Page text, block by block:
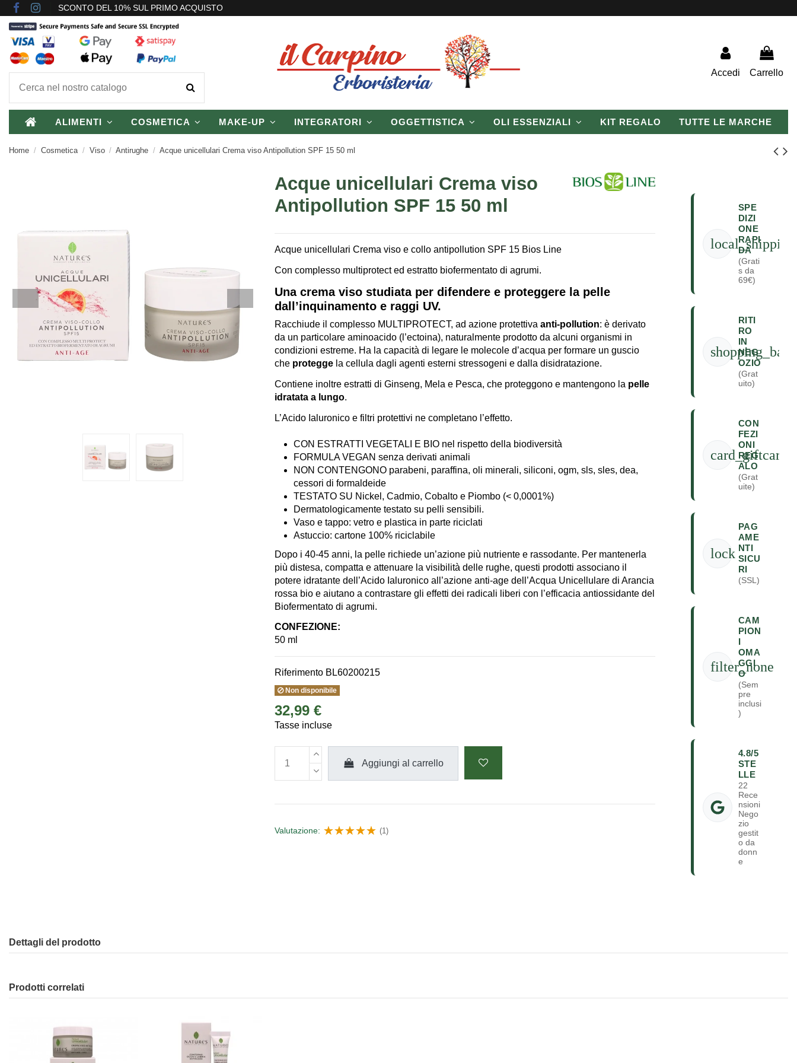
SCONTO DEL 10% SUL PRIMO ACQUISTO
Accedi Carrello
ALIMENTI COSMETICA MAKE-UP INTEGRATORI OGGETTISTICA OLI ESSENZIALI KIT REGALO TUTTE LE MARCHE
Home Cosmetica Viso Antirughe Acque unicellulari Crema viso Antipollution SPF 15 50 ml
Acque unicellulari Crema viso
Antipollution SPF 15 50 ml
Acque unicellulari Crema viso e collo antipollution SPF 15 Bios Line
Con complesso multiprotect ed estratto biofermentato di agrumi.
Una crema viso studiata per difendere e proteggere la pelle
dall’inquinamento e raggi UV.
Racchiude il complesso MULTIPROTECT, ad azione protettiva anti-pollution: è derivato
da un particolare aminoacido (l’ectoina), naturalmente prodotto da alcuni organismi in
condizioni estreme. Ha la capacità di legare le molecole d’acqua per formare un guscio
che proteggela cellula dagli agenti esterni stressogeni e dalla disidratazione.
Contiene inoltre estratti di Ginseng, Mela e Pesca, che proteggono e mantengono la pelle
idratata a lungo.
L’Acido Ialuronico e filtri protettivi ne completano l’effetto.
CON ESTRATTI VEGETALI E BIO nel rispetto della biodiversità
FORMULA VEGAN senza derivati animali
NON CONTENGONO parabeni, paraffina, oli minerali, siliconi, ogm, sls, sles, dea,
cessori di formaldeide
TESTATO SU Nickel, Cadmio, Cobalto e Piombo (< 0,0001%)
Dermatologicamente testato su pelli sensibili.
Vaso e tappo: vetro e plastica in parte riciclati
Astuccio: cartone 100% riciclabile
Dopo i 40-45 anni, la pelle richiede un’azione più nutriente e rassodante. Per mantenerla
più distesa, compatta e attenuare la visibilità delle rughe, questi prodotti associano il
potere idratante dell’Acido Ialuronico all’azione anti-age dell’Acqua Unicellulare di Arancia
rossa bio e aiutano a contrastare gli effetti dei radicali liberi con l’efficacia antiossidante del
Biofermentato di agrumi.
CONFEZIONE:
50 ml
Riferimento BL60200215
Non disponibile
32,99 €
Tasse incluse
Aggiungi al carrello
Valutazione: (1)
local_shipping
SPE
DIZI
ONE
RAPI
DA
(Grati
s da
69€)
shopping_bag
RITI
RO
IN
NEG
OZIO
(Grat
uito)
card_giftcard
CON
FEZI
ONI
REG
ALO
(Grat
uite)
lock
PAG
AME
NTI
SICU
RI
(SSL)
filter_none
CAM
PION
I
OMA
GGI
O
(Sem
pre
inclusi
)
4.8/5
STE
LLE
22
Rece
nsioni
Nego
zio
gestit
o da
donn
e
Dettagli del prodotto
Prodotti correlati